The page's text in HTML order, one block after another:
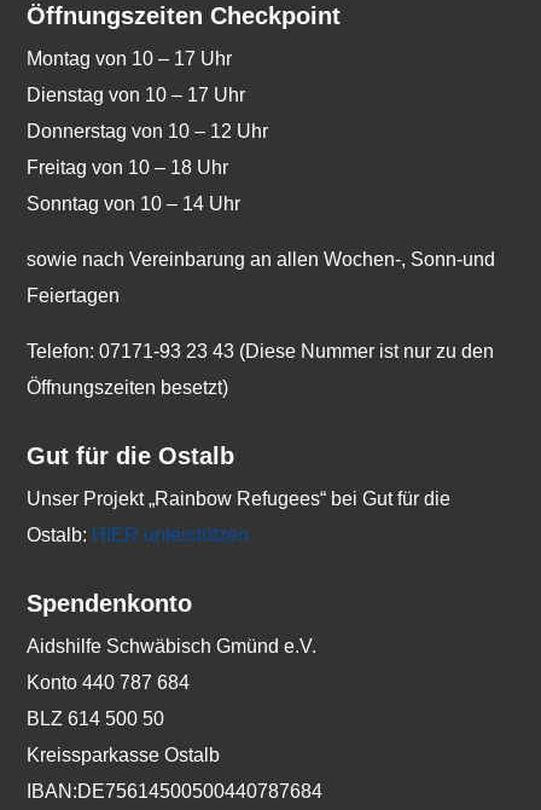
Öffnungszeiten Checkpoint
Montag von 10 – 17 Uhr
Dienstag von 10 – 17 Uhr
Donnerstag von 10 – 12 Uhr
Freitag von 10 – 18 Uhr
Sonntag von 10 – 14 Uhr
sowie nach Vereinbarung an allen Wochen-, Sonn-und
Feiertagen
Telefon: 07171-93 23 43 (Diese Nummer ist nur zu den
Öffnungszeiten besetzt)
Gut für die Ostalb
Unser Projekt „Rainbow Refugees“ bei Gut für die
Ostalb: HIER unterstützen
Spendenkonto
Aidshilfe Schwäbisch Gmünd e.V.
Konto 440 787 684
BLZ 614 500 50
Kreissparkasse Ostalb
IBAN:DE75614500500440787684